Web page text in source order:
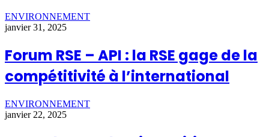
ENVIRONNEMENT
janvier 31, 2025
Forum RSE – API : la RSE gage de la
compétitivité à l’international
ENVIRONNEMENT
janvier 22, 2025